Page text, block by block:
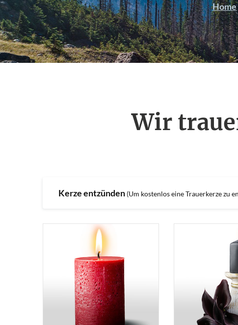
Home
Wir
Kerze entzünden (Um kostenlos eine Trauerkerze zu